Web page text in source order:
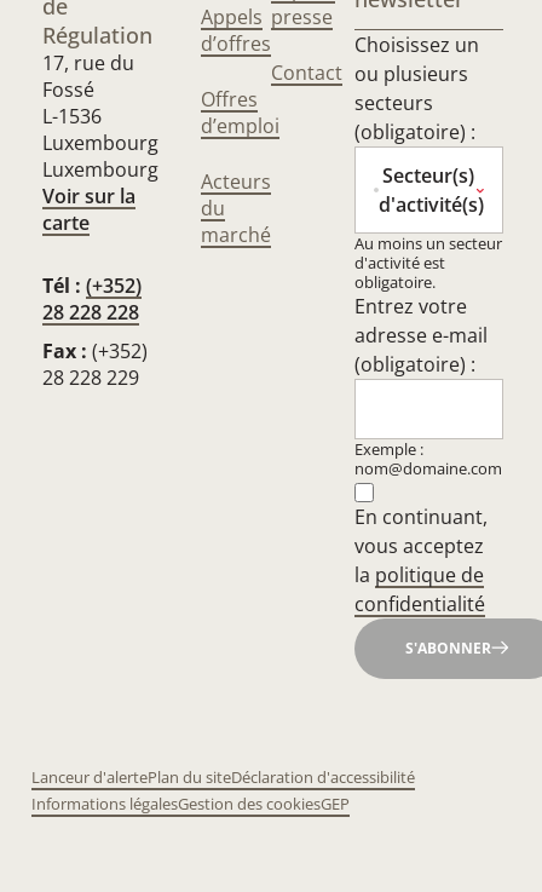
de
Régulation
17, rue du
Fossé
L-1536
Luxembourg
Luxembourg
Voir sur la
carte
Tél : (+352)
28 228 228
Fax : (+352)
28 228 229
Appels
d’offres
Offres
d’emploi
Acteurs
du
marché
presse
Contact
Choisissez un
ou plusieurs
secteurs
(obligatoire) :
Secteur(s)
d'activité(s)
Au moins un secteur
d'activité est
obligatoire.
Entrez votre
adresse e-mail
(obligatoire) :
Exemple :
nom@domaine.com
En continuant,
vous acceptez
la politique de
confidentialité
S'ABONNER
Lanceur d'alertePlan du siteDéclaration d'accessibilité
Informations légalesGestion des cookiesGEP